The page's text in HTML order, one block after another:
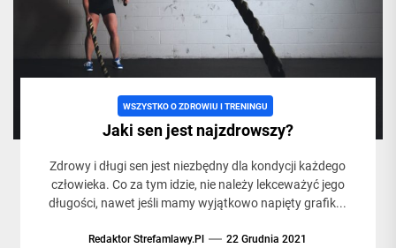
życia,
siłowni
i
WSZYSTKO O ZDROWIU I TRENINGU
Jaki sen jest najzdrowszy?
Zdrowy i długi sen jest niezbędny dla kondycji każdego
człowieka. Co za tym idzie, nie należy lekceważyć jego
długości, nawet jeśli mamy wyjątkowo napięty grafik...
Redaktor Strefamlawy.pl 22 Grudnia 2021